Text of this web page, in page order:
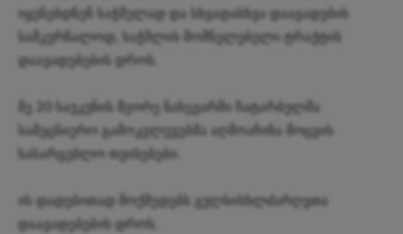
იყენებდნენ საჭმელად და სხვადასხვა დაავადების
სამკურნალოდ, საჭმლის მომნელებელი ტრაქტის
დაავადებების დროს.
მე 20 საუკუნის მეორე ნახევარში ჩატარბულმა
სამეცნიერო გამოკვლევებმა აღმოაჩინა მოცვის
სასარგებლო თვისებები.
ის დადებითად მოქმედებს გულსისხლძარღვთა
დაავადებების დროს.